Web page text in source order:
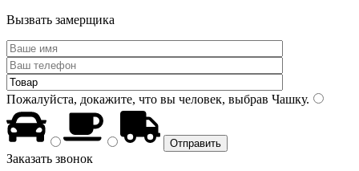
Вызвать замерщика
Пожалуйста, докажите, что вы человек, выбрав Чашку.
Заказать звонок